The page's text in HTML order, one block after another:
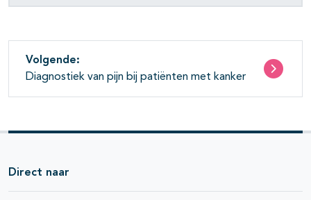
Volgende:
Diagnostiek van pijn bij patiënten met kanker
Direct naar